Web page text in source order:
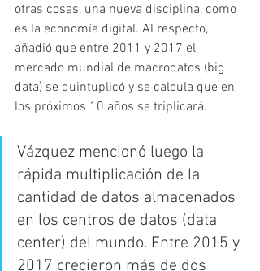
otras cosas, una nueva disciplina, como
es la economía digital. Al respecto,
añadió que entre 2011 y 2017 el
mercado mundial de macrodatos (big
data) se quintuplicó y se calcula que en
los próximos 10 años se triplicará.
Vázquez mencionó luego la
rápida multiplicación de la
cantidad de datos almacenados
en los centros de datos (data
center) del mundo. Entre 2015 y
2017 crecieron más de dos